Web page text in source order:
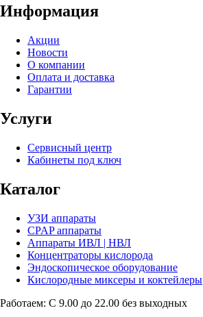
Информация
Акции
Новости
О компании
Оплата и доставка
Гарантии
Услуги
Сервисный центр
Кабинеты под ключ
Каталог
УЗИ аппараты
CPAP аппараты
Аппараты ИВЛ | НВЛ
Концентраторы кислорода
Эндоскопическое оборудование
Кислородные миксеры и коктейлеры
Работаем: С 9.00 до 22.00 без выходных